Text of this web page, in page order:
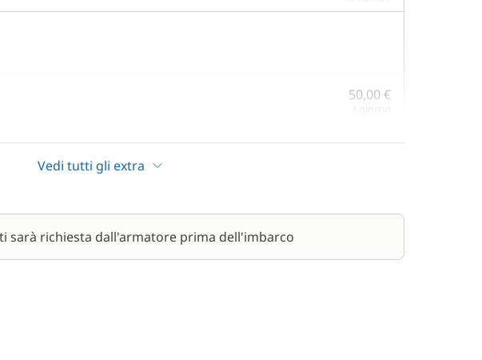
50,00 €
/ giorno
/ giorno
230,00 €
Vedi tutti gli extra
ti sarà richiesta dall'armatore prima dell'imbarco